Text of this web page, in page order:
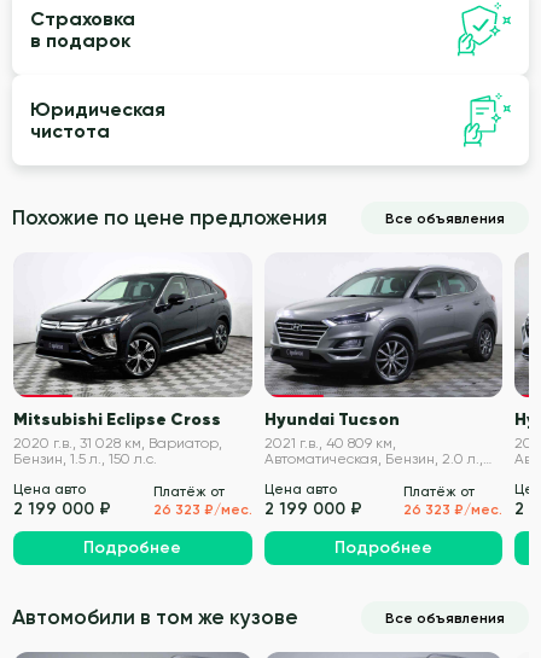
Страховка
в подарок
Юридическая
чистота
Похожие по цене предложения Все объявления
VIN проверен
Mitsubishi Eclipse Cross
2020 г.в., 31 028 км, Вариатор,
Бензин, 1.5 л., 150 л.с.
Цена авто
2 199 000 ₽
Платёж от
26 323 ₽/мес.
Подробнее
VIN проверен
Hyundai Tucson
2021 г.в., 40 809 км,
Автоматическая, Бензин, 2.0 л.,
Цена авто
2 199 000 ₽
Платёж от
26 323 ₽/мес.
Подробнее
2
Автомобили в том же кузове Все объявления